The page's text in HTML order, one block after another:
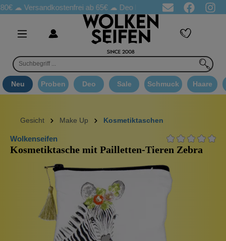
☁Versandkostenfrei ab 65€☁ Deo Proben in jeder Bestellung
Neu Proben Deo Sale Schmuck Haare
Gesicht Make Up Kosmetiktaschen
Wolkenseifen
Kosmetiktasche mit Pailletten-Tieren Zebra